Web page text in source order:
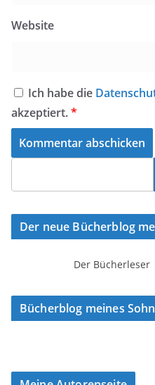
Website
Ich habe die
akzeptiert.*
Der neue Bücherblog
Der Bücherleser
Bücherblog meines